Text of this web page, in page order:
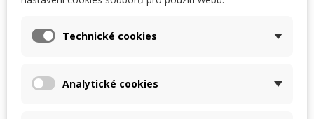
 PŘIDAT DO KOŠÍKU
favorite_border Přidat na seznam přání
add_circle_outline Vytvořit nový seznam
Technické cookies
Analytické cookies